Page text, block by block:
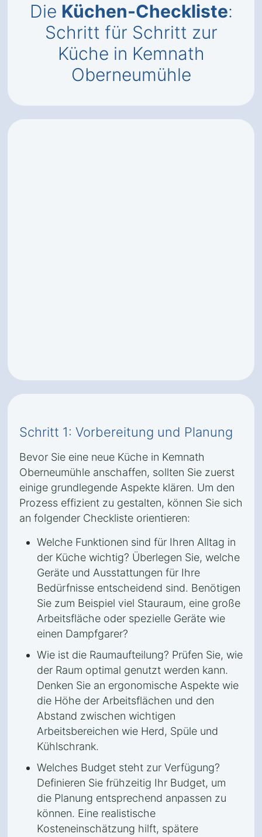
Die Küchen-Checkliste:
Schritt für Schritt zur
Küche in Kemnath
Oberneumühle
Schritt 1: Vorbereitung und Planung
Bevor Sie eine neue Küche in Kemnath
Oberneumühle anschaffen, sollten Sie zuerst
einige grundlegende Aspekte klären. Um den
Prozess effizient zu gestalten, können Sie sich
an folgender Checkliste orientieren:
Welche Funktionen sind für Ihren Alltag in
der Küche wichtig? Überlegen Sie, welche
Geräte und Ausstattungen für Ihre
Bedürfnisse entscheidend sind. Benötigen
Sie zum Beispiel viel Stauraum, eine große
Arbeitsfläche oder spezielle Geräte wie
einen Dampfgarer?
Wie ist die Raumaufteilung? Prüfen Sie, wie
der Raum optimal genutzt werden kann.
Denken Sie an ergonomische Aspekte wie
die Höhe der Arbeitsflächen und den
Abstand zwischen wichtigen
Arbeitsbereichen wie Herd, Spüle und
Kühlschrank.
Welches Budget steht zur Verfügung?
Definieren Sie frühzeitig Ihr Budget, um
die Planung entsprechend anpassen zu
können. Eine realistische
Kosteneinschätzung hilft, spätere